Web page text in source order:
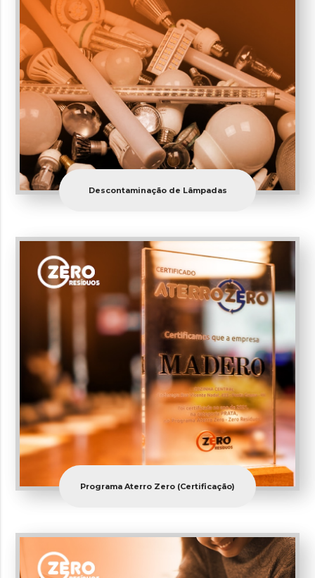
Descontaminação de Lâmpadas
Programa Aterro Zero (Certificação)